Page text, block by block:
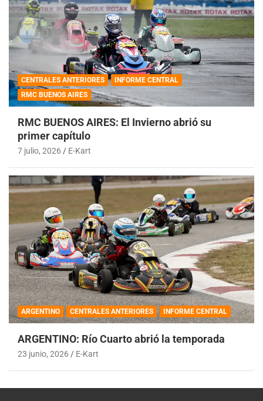
CENTRALES ANTERIORES
INFORME CENTRAL
RMC BUENOS AIRES
RMC BUENOS AIRES: El Invierno abrió su
primer capítulo
7 julio, 2026 E-Kart
ARGENTINO CENTRALES ANTERIORES INFORME CENTRAL
ARGENTINO: Río Cuarto abrió la temporada
23 junio, 2026 E-Kart